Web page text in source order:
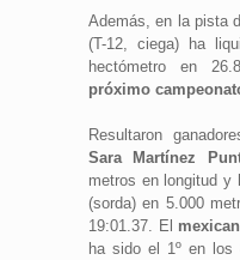
Además, en la pista
(T-12, ciega) ha
hectómetro en
próximo
Resultaron
Sara Martínez
metros en longitud y
(sorda) en 5.000
19:01.37. El
ha sido el 1º en los